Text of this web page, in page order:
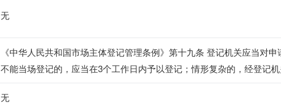
无
《中华人民共和国市场主体登记管理条例》第十九条 登记机关应当对
不能当场登记的，应当在3个工作日内予以登记；情形复杂的，经登记
无